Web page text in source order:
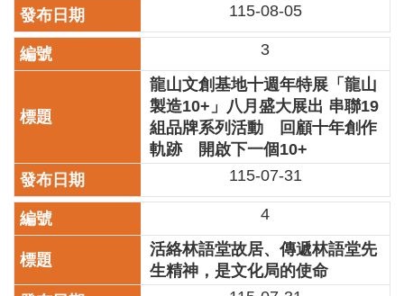
年
文
化
節
廉
專
區
珍
貴
文
115-08-05
3
龍山文創基地十週年特展「龍山
製造10+」八月盛大展出 串聯19
組品牌系列活動 回顧十年創作
軌跡 開啟下一個10+
115-07-31
4
活絡林語堂故居、傳遞林語堂先
生精神，是文化局的使命